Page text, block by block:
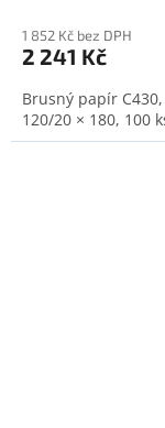
1 852 Kč bez DPH
2 241 Kč
Brusný papír
120/20 × 180, 100